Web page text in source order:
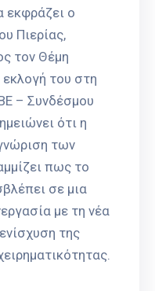
εκφράζει ο
Πιερίας,
τον Θέμη
του στη
– Συνδέσμου
ότι η
των
πως το
σε μια
με τη νέα
της